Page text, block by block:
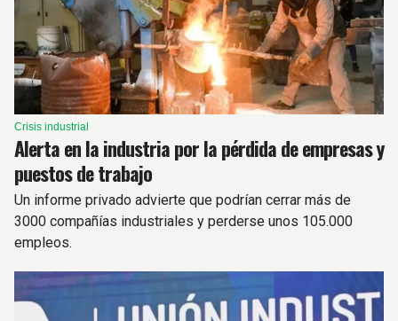
Crisis industrial
Alerta en la industria por la pérdida de empresas y
puestos de trabajo
Un informe privado advierte que podrían cerrar más de
3000 compañías industriales y perderse unos 105.000
empleos.